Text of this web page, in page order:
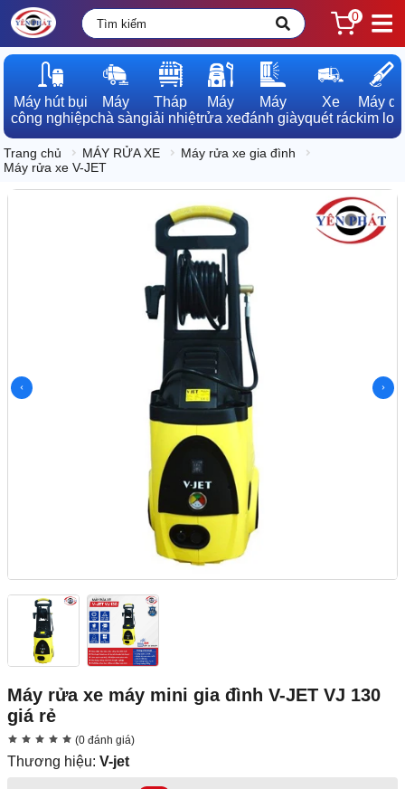
0
Máy hút bụi
công nghiệp
Máy
chà sàn
Tháp
giải nhiệt
Máy
rửa xe
Máy
đánh giày
Xe
quét rác
Máy dò
kim loại
Trang chủ MÁY RỬA XE
Máy rửa xe gia đình
Máy rửa xe V-JET
Máy rửa xe máy mini gia đình V-JET VJ 130
giá rẻ
(0 đánh giá)
Thương hiệu: V-jet